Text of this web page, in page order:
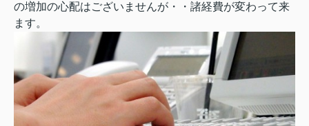
の増加の心配はございませんが・・諸経費が変わって来
ます。